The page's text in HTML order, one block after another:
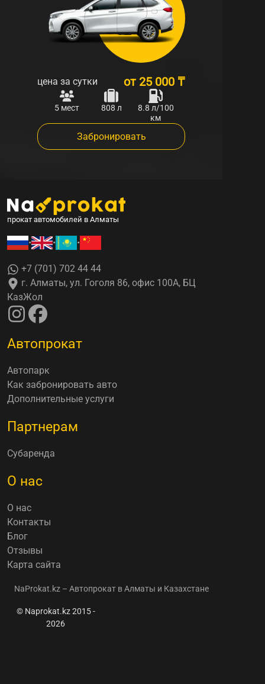
цена за сутки от 25 000 ₸
5 мест 808 л
8.8 л/100
км
Забронировать
прокат автомобилей в Алматы
• • •
+7 (701) 702 44 44
г. Алматы, ул. Гоголя 86, офис 100А, БЦ
КазЖол
Автопрокат
Автопарк
Как забронировать авто
Дополнительные услуги
Партнерам
Субаренда
О нас
О нас
Контакты
Блог
Отзывы
Карта сайта
NaProkat.kz – Автопрокат в Алматы и Казахстане
© Naprokat.kz 2015 -
2026